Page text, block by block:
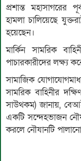
প্রশান্ত মহাসাগরের
হামলা চালিয়েছে
হয়েছেন।
মার্কিন সামরিক
পাচারকারীদের লক্ষ্য
সামাজিক
সামরিক বাহিনীর
সাউথকম) জানায়,
একটি সন্দেহভাজন
করলে নৌযানটি